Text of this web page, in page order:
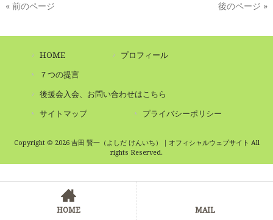
« 前のページ 後のページ »
HOME プロフィール
７つの提言
後援会入会、お問い合わせはこちら
サイトマップ プライバシーポリシー
Copyright © 2026 吉田 賢一（よしだ けんいち）｜オフィシャルウェブサイト All
rights Reserved.
HOME MAIL